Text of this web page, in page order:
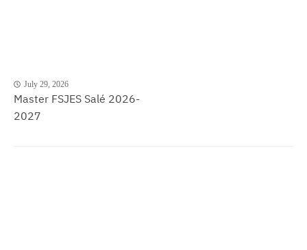
July 29, 2026
Master FSJES Salé 2026-
2027